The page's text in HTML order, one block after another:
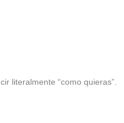
literalmente “como quieras”.